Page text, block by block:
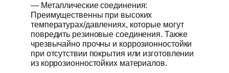
— Металлические соединения:
Преимущественны при высоких
температурах/давлениях, которые могут
повредить резиновые соединения. Также
чрезвычайно прочны и коррозионностойки
при отсутствии покрытия или изготовлении
из коррозионностойких материалов.